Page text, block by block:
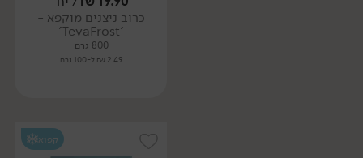
כרוב ניצנים מוקפא -
'TevaFrost'
800 גרם
2.49 ₪ ל-100 גרם
קפוא